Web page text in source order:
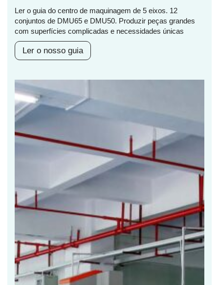
Ler o guia do centro de maquinagem de 5 eixos. 12
conjuntos de DMU65 e DMU50. Produzir peças grandes
com superfícies complicadas e necessidades únicas
Ler o nosso guia